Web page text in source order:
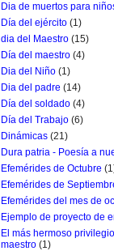
Dia de muertos para
Día del ejército (1)
dia del Maestro (15)
Día del maestro (4)
Dia del Niño (1)
Dia del padre (14)
Día del soldado (4)
Día del Trabajo (6)
Dinámicas (21)
Dura patria - Poesía a
Efemérides de Octubre
Efemérides de
Efemérides del mes de
Ejemplo de proyecto de
El más hermoso
maestro (1)